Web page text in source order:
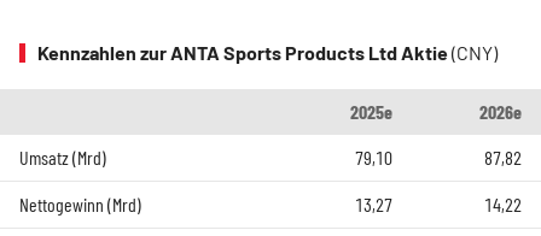
Kennzahlen zur ANTA Sports Products Ltd Aktie(CNY)
2025e
2026e
Umsatz (Mrd)
79,10 87,82
Nettogewinn (Mrd) 13,27 14,22